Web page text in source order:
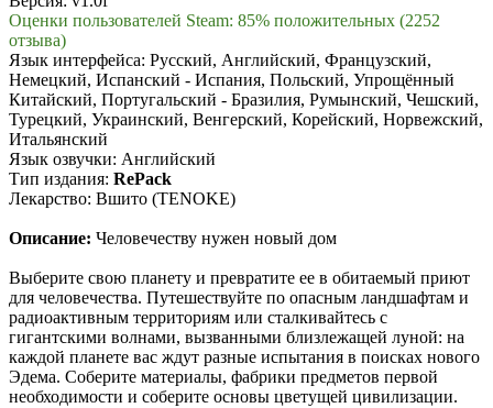
Оценки пользователей Steam: 85% положительных (2252
отзыва)
Язык интерфейса: Русский, Английский, Французский,
Немецкий, Испанский - Испания, Польский, Упрощённый
Китайский, Португальский - Бразилия, Румынский, Чешский,
Турецкий, Украинский, Венгерский, Корейский, Норвежский,
Итальянский
Язык озвучки: Английский
Тип издания: RePack
Лекарство: Вшито (TENOKE)
Описание: Человечеству нужен новый дом
Выберите свою планету и превратите ее в обитаемый приют
для человечества. Путешествуйте по опасным ландшафтам и
радиоактивным территориям или сталкивайтесь с
гигантскими волнами, вызванными близлежащей луной: на
каждой планете вас ждут разные испытания в поисках нового
Эдема. Соберите материалы, фабрики предметов первой
необходимости и соберите основы цветущей цивилизации.